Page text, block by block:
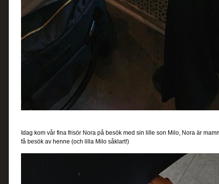
Idag kom vår fina frisör Nora på besök med sin lille son Milo, Nora är
få besök av henne (och lilla Milo såklart!)